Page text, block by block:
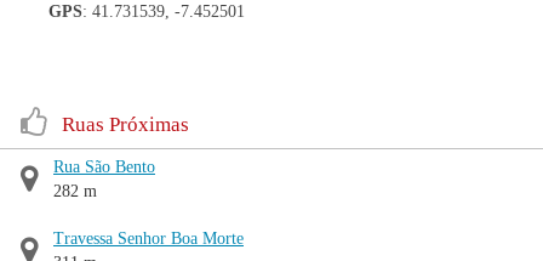
GPS: 41.731539, -7.452501
Ruas Próximas
Rua São Bento
282 m
Travessa Senhor Boa Morte